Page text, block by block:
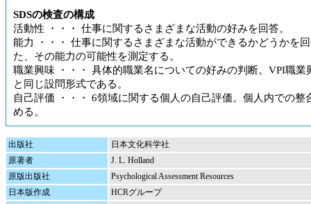
SDSの検査の構成
活動性 ・・・ 仕事に関するさまざまな活動の好みを回答。
能力 ・・・ 仕事に関するさまざまな活動ができるかどうかを
た、その能力の可能性を測定する。
職業興味 ・・・ 具体的職業名についての好みの判断。VPI職業
と同じ設問形式である。
自己評価 ・・・ 6領域に関する個人の自己評価。個人内での整
める。
出版社
日本文化科学社
原著者
J. L. Holland
原版出版社
Psychological Assessment Resources
日本版作成
HCRグループ